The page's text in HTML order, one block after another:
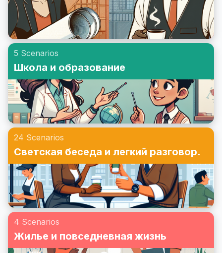
5 Scenarios
Школа и образование
24 Scenarios
Светская беседа и легкий разговор.
4 Scenarios
Жилье и повседневная жизнь